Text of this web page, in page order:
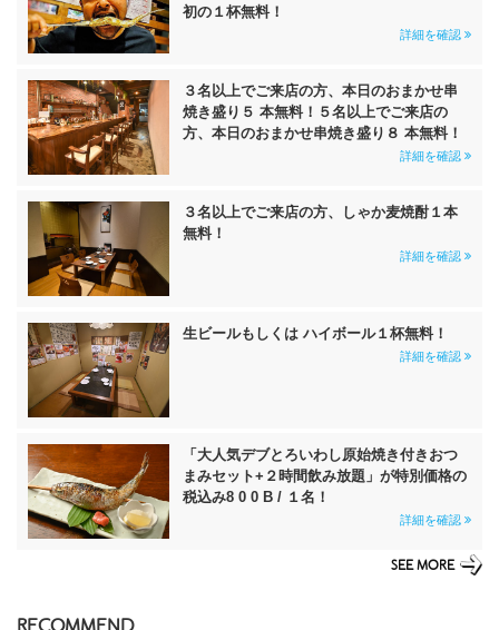
初の１杯無料！
詳細を確認
３名以上でご来店の方、本日のおまかせ串
焼き盛り５ 本無料！５名以上でご来店の
方、本日のおまかせ串焼き盛り８ 本無料！
詳細を確認
３名以上でご来店の方、しゃか麦焼酎１本
無料！
詳細を確認
生ビールもしくは ハイボール１杯無料！
詳細を確認
「大人気デブとろいわし原始焼き付きおつ
まみセット+２時間飲み放題」が特別価格の
税込み8 0 0 B / １名！
詳細を確認
SEE MORE